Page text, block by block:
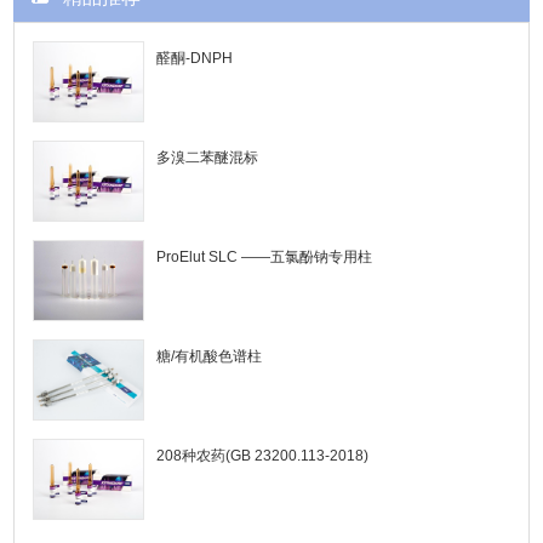
醛酮-DNPH
多溴二苯醚混标
ProElut SLC ——五氯酚钠专用柱
糖/有机酸色谱柱
208种农药(GB 23200.113-2018)